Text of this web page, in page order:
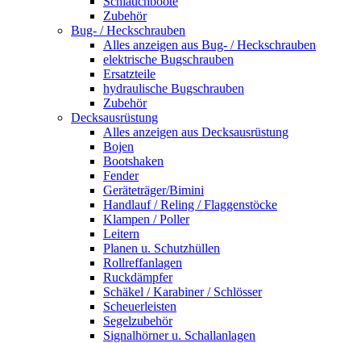
Zubehör
Bug- / Heckschrauben
Alles anzeigen aus Bug- / Heckschrauben
elektrische Bugschrauben
Ersatzteile
hydraulische Bugschrauben
Zubehör
Decksausrüstung
Alles anzeigen aus Decksausrüstung
Bojen
Bootshaken
Fender
Geräteträger/Bimini
Handlauf / Reling / Flaggenstöcke
Klampen / Poller
Leitern
Planen u. Schutzhüllen
Rollreffanlagen
Ruckdämpfer
Schäkel / Karabiner / Schlösser
Scheuerleisten
Segelzubehör
Signalhörner u. Schallanlagen